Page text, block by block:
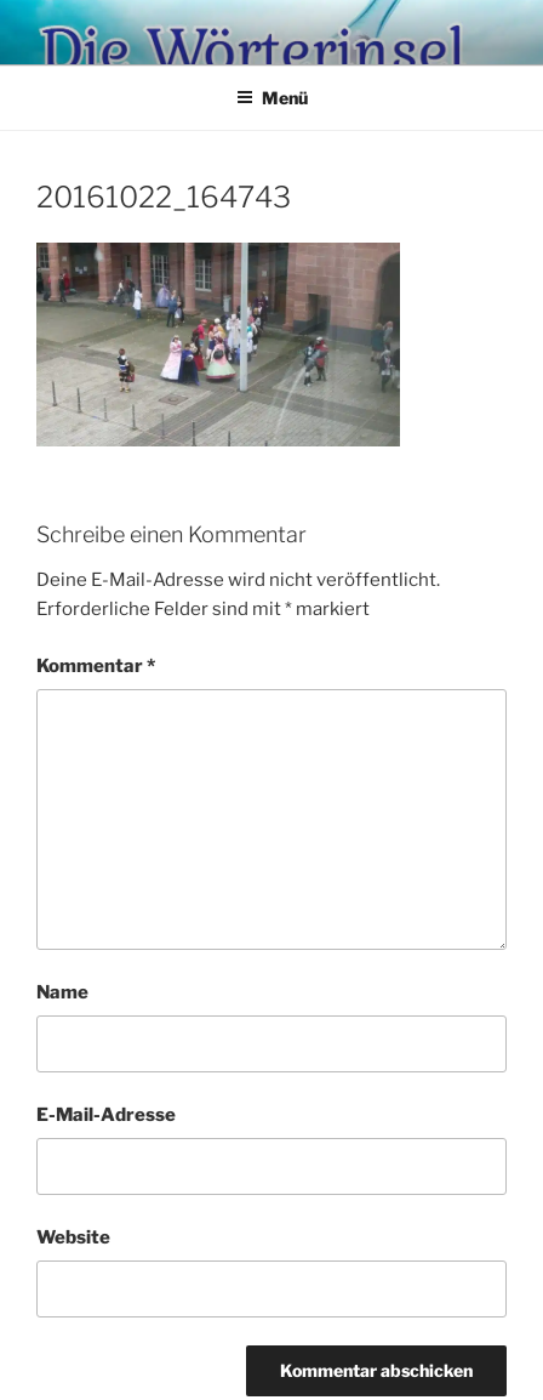
Zum
Inhalt
springen
Menü
20161022_164743
Schreibe einen Kommentar
Deine E-Mail-Adresse wird nicht veröffentlicht.
Erforderliche Felder sind mit* markiert
Kommentar*
Name
E-Mail-Adresse
Website